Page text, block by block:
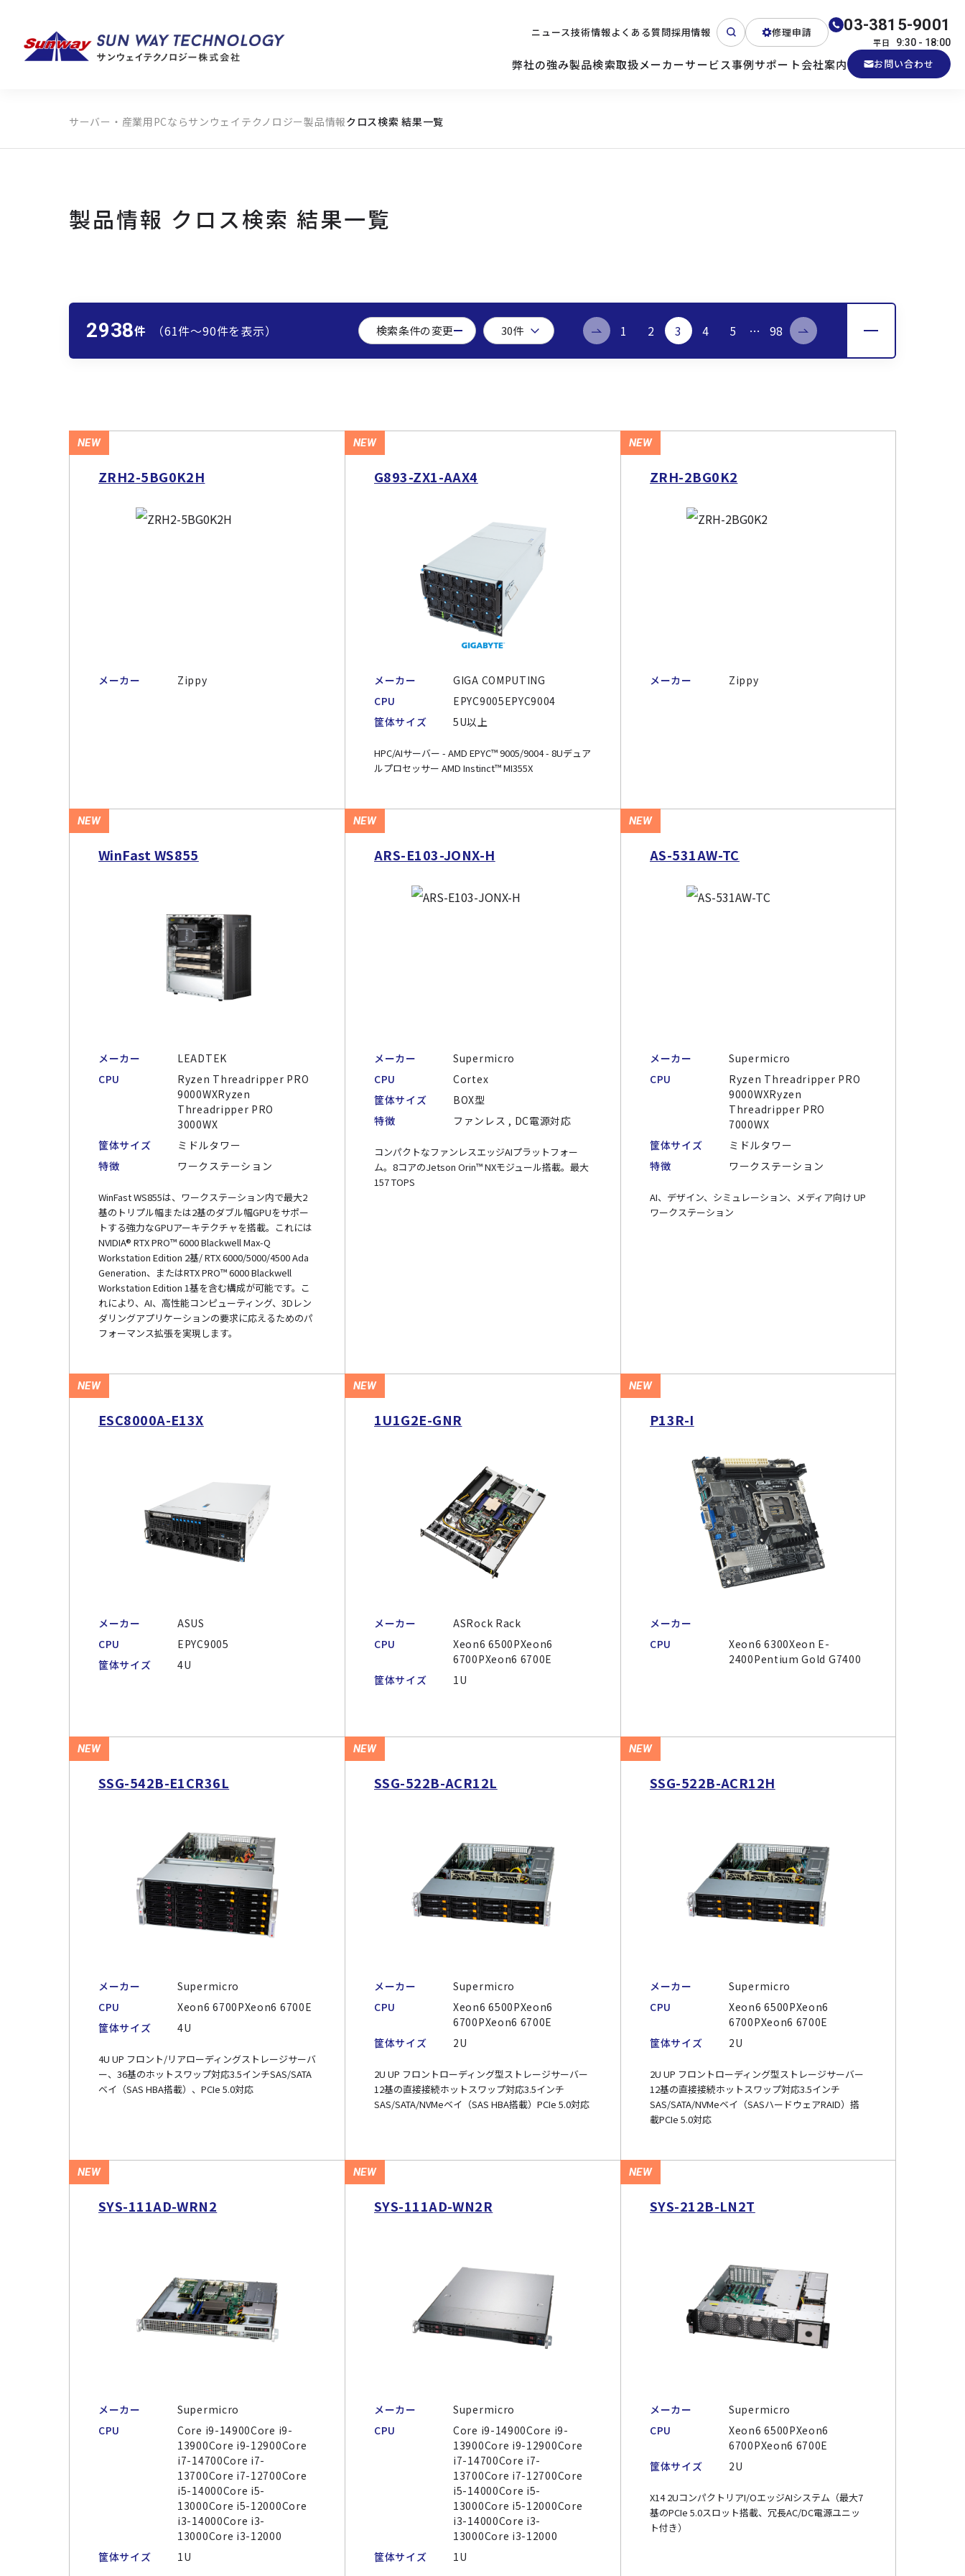
ニュース技術情報よくある質問採用情報 修理申請 03-3815-9001
平日 9:30 - 18:00
弊社の強み製品検索
製品カテゴリから探す
メーカーから探す
サーバー 産業用PC
取扱メーカーサービス事例サポート会社案内 お問い合わせ
サーバー・産業用PCならサンウェイテクノロジー製品情報クロス検索 結果一覧
製品情報 クロス検索 結果一覧
2938件 （61件〜90件を表示） 検索条件の変更 1 2 3 4 5 … 98
NEW
ZRH2-5BG0K2H
メーカー Zippy
NEW
G893-ZX1-AAX4
メーカー
GIGA COMPUTING
CPU
EPYC9005EPYC9004
筐体サイズ
5U以上
HPC/AIサーバー - AMD EPYC™ 9005/9004 - 8Uデュア
ルプロセッサー AMD Instinct™ MI355X
NEW
ZRH-2BG0K2
メーカー Zippy
NEW
WinFast WS855
メーカー
LEADTEK
CPU
Ryzen Threadripper PRO
9000WXRyzen
Threadripper PRO
3000WX
筐体サイズ
ミドルタワー
特徴
ワークステーション
WinFast WS855は、ワークステーション内で最大2
基のトリプル幅または2基のダブル幅GPUをサポー
トする強力なGPUアーキテクチャを搭載。これには
NVIDIA® RTX PRO™ 6000 Blackwell Max-Q
Workstation Edition 2基/ RTX 6000/5000/4500 Ada
Generation、またはRTX PRO™ 6000 Blackwell
Workstation Edition 1基を含む構成が可能です。こ
れにより、AI、高性能コンピューティング、3Dレン
ダリングアプリケーションの要求に応えるためのパ
フォーマンス拡張を実現します。
NEW
ARS-E103-JONX-H
メーカー
Supermicro
CPU
Cortex
筐体サイズ
BOX型
特徴
ファンレス , DC電源対応
コンパクトなファンレスエッジAIプラットフォー
ム。8コアのJetson Orin™ NXモジュール搭載。最大
157 TOPS
NEW
AS-531AW-TC
メーカー
Supermicro
CPU
Ryzen Threadripper PRO
9000WXRyzen
Threadripper PRO
7000WX
筐体サイズ
ミドルタワー
特徴
ワークステーション
AI、デザイン、シミュレーション、メディア向け UP
ワークステーション
NEW
ESC8000A-E13X
メーカー
ASUS
CPU
EPYC9005
筐体サイズ
4U
NEW
1U1G2E-GNR
メーカー
ASRock Rack
CPU
Xeon6 6500PXeon6
6700PXeon6 6700E
筐体サイズ
1U
NEW
P13R-I
メーカー
CPU
Xeon6 6300Xeon E-
2400Pentium Gold G7400
NEW
SSG-542B-E1CR36L
メーカー
Supermicro
CPU
Xeon6 6700PXeon6 6700E
筐体サイズ
4U
4U UP フロント/リアローディングストレージサーバ
ー、36基のホットスワップ対応3.5インチSAS/SATA
ベイ（SAS HBA搭載）、PCIe 5.0対応
NEW
SSG-522B-ACR12L
メーカー
Supermicro
CPU
Xeon6 6500PXeon6
6700PXeon6 6700E
筐体サイズ
2U
2U UP フロントローディング型ストレージサーバー
12基の直接接続ホットスワップ対応3.5インチ
SAS/SATA/NVMeベイ（SAS HBA搭載）PCIe 5.0対応
NEW
SSG-522B-ACR12H
メーカー
Supermicro
CPU
Xeon6 6500PXeon6
6700PXeon6 6700E
筐体サイズ
2U
2U UP フロントローディング型ストレージサーバー
12基の直接接続ホットスワップ対応3.5インチ
SAS/SATA/NVMeベイ（SASハードウェアRAID）搭
載PCIe 5.0対応
NEW
SYS-111AD-WRN2
メーカー
Supermicro
CPU
Core i9-14900Core i9-
13900Core i9-12900Core
i7-14700Core i7-
13700Core i7-12700Core
i5-14000Core i5-
13000Core i5-12000Core
i3-14000Core i3-
13000Core i3-12000
筐体サイズ
1U
NEW
SYS-111AD-WN2R
メーカー
Supermicro
CPU
Core i9-14900Core i9-
13900Core i9-12900Core
i7-14700Core i7-
13700Core i7-12700Core
i5-14000Core i5-
13000Core i5-12000Core
i3-14000Core i3-
13000Core i3-12000
筐体サイズ
1U
NEW
SYS-212B-LN2T
メーカー
Supermicro
CPU
Xeon6 6500PXeon6
6700PXeon6 6700E
筐体サイズ
2U
X14 2UコンパクトリアI/OエッジAIシステム（最大7
基のPCIe 5.0スロット搭載、冗長AC/DC電源ユニッ
ト付き）